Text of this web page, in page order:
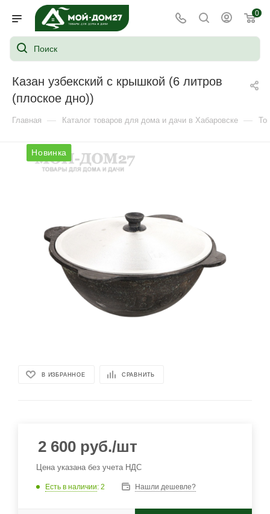
0
Казан узбекский с крышкой (6 литров
(плоское дно))
Главная — Каталог товаров для дома и дачи в Хабаровске —
Новинка
В ИЗБРАННОЕ СРАВНИТЬ
2 600 руб./шт
Цена указана без учета НДС
Есть в наличии: 2 Нашли дешевле?